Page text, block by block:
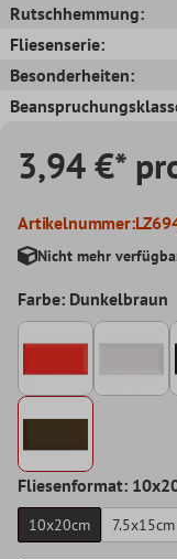
Rutschhemmung:
Fliesenserie:
Besonderheiten:
3,94 €*
Artikelnummer:
Nicht mehr
Farbe: Dunkelbraun
Fliesenformat:
10x20cm 7.5x15cm